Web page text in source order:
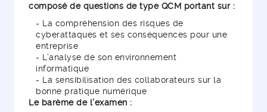
composé de questions de type QCM portant sur :
- La compréhension des risques de
cyberattaques et ses conséquences pour une
entreprise
- L’analyse de son environnement
informatique
- La sensibilisation des collaborateurs sur la
bonne pratique numérique
Le barème de l’examen :